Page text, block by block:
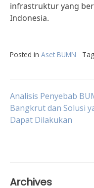
infrastruktur yang
Indonesia.
Posted in Aset BUMN
Post
navigation
Analisis Penyebab
Bangkrut dan Solusi
Dapat Dilakukan
Archives